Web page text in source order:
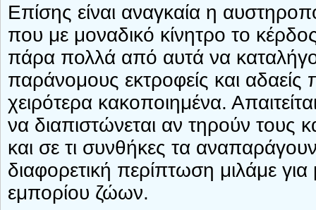
Επίσης είναι αναγκαία η
που με μοναδικό κίνητρο το
πάρα πολλά από αυτά να
παράνομους εκτροφείς και
χειρότερα κακοποιημένα.
να διαπιστώνεται αν τηρούν
και σε τι συνθήκες τα
διαφορετική περίπτωση μιλάμε
εμπορίου ζώων.